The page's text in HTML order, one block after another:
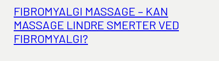
FIBROMYALGI MASSAGE – KAN
MASSAGE LINDRE SMERTER VED
FIBROMYALGI?